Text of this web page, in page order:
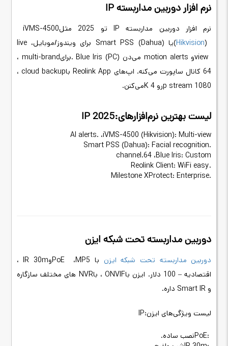
نرم افزار دوربین مداربستهIP
نرم افزار دوربین مداربستهIP تو 2025 مثل
iVMS-4500
(Hikvision) یا Smart PSS (Dahua) برای ویندوز/موبایل،live
viewوmotion alerts می‌دن . Blue Iris (PC)برایmulti-brand ،
64 کانال ساپورت می‌کنه. اپ‌های Reolink App باcloud backup ،
1080
p streamرو 4 Kمی‌کنن.
لیست بهترین نرم‌افزارهایIP 2025:
iVMS-4500 (Hikvision): Multi-view، AI alerts.
Smart PSS (Dahua): Facial recognition.
Blue Iris: Custom، 64
channel.
Reolink Client: WiFi easy.
Milestone XProtect: Enterprise.
دوربین مداربسته تحت شبکه ایزن
دوربین مداربسته تحت شبکه ایزن با 5 MP، PoEوIR 30m ،
اقتصادیه – 100 دلار. ایزن با
ONVIF ، باNVR های مختلف سازگاره
وSmart IR داره.
لیست ویژگی‌های ایزنIP:
PoE:نصب ساده.